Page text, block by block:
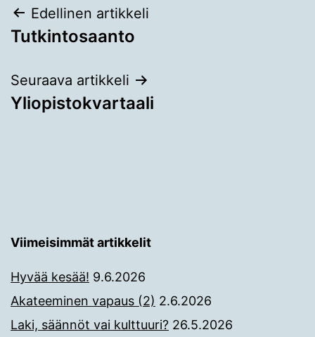
Artikkelien
selaus
Edellinen artikkeli
Tutkintosaanto
Seuraava artikkeli
Yliopistokvartaali
Viimeisimmät artikkelit
Hyvää kesää! 9.6.2026
Akateeminen vapaus (2) 2.6.2026
Laki, säännöt vai kulttuuri? 26.5.2026